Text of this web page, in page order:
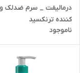
درمالیفت _ سرم ضدلک
کننده ترنکسید
ناموجود